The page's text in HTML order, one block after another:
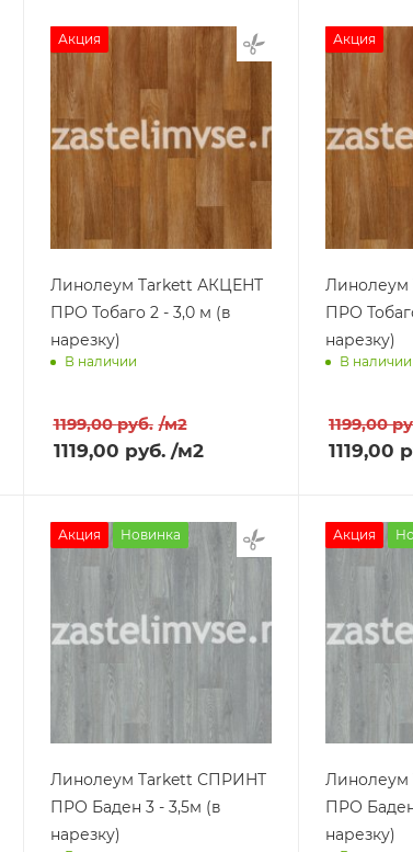
Акция
Линолеум Tarkett АКЦЕНТ
ПРО Тобаго 2 - 3,0 м (в
нарезку)
В наличии
1199,00 руб. /м2
1119,00 руб. /м2
Акция
ПРО
нарезку)
В наличии
1199,00
1119,00
Акция Новинка
Линолеум Tarkett СПРИНТ
ПРО Баден 3 - 3,5м (в
нарезку)
Акция
ПРО
нарезку)